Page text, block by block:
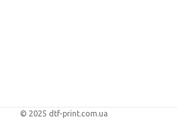
© 2025 dtf-print.com.ua